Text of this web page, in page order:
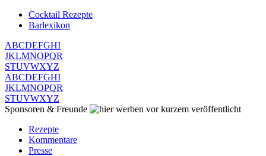
Cocktail Rezepte
Barlexikon
ABCDEFGHI
JKLMNOPQR
STUVWXYZ
ABCDEFGHI
JKLMNOPQR
STUVWXYZ
Sponsoren & Freunde
vor kurzem veröffentlicht
Rezepte
Kommentare
Presse